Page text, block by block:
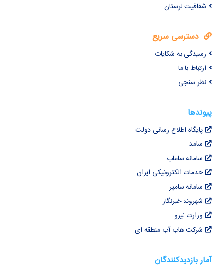
شفافیت لرستان
دسترسی سریع
رسیدگی به شکایات
ارتباط با ما
نظر سنجی
پیوندها
پایگاه اطلاع رسانی دولت
سامد
سامانه ساماب
خدمات الکترونیکی ایران
سامانه سامیر
شهروند خبرنگار
وزارت نیرو
شرکت هاب آب منطقه ای
آمار بازدیدکنندگان